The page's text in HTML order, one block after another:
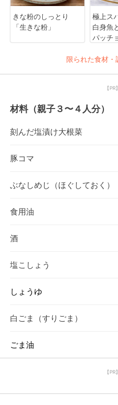
きな粉のしっとり
「生きな粉」
極上ス
白身魚
パッチ
限られた食材・
【PR】
材料（親子３〜４人分）
刻んだ塩漬け大根菜
豚コマ
ぶなしめじ（ほぐしておく）
食用油
酒
塩こしょう
しょうゆ
白ごま（すりごま）
ごま油
【PR】